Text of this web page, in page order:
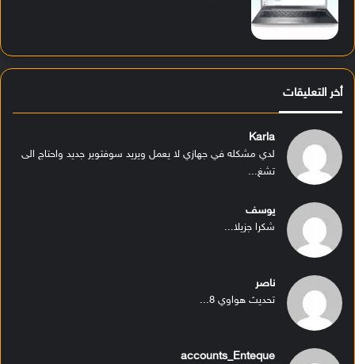
أخر التعليقات
Karla
لدي مشكله في جهازي لا يعمل ويريد سوفتوير جديد واحتاج الى
تشغ...
يوسف
شكرا جزيلا...
ناصر
تحديث هواوي 8...
accounts_Enteque